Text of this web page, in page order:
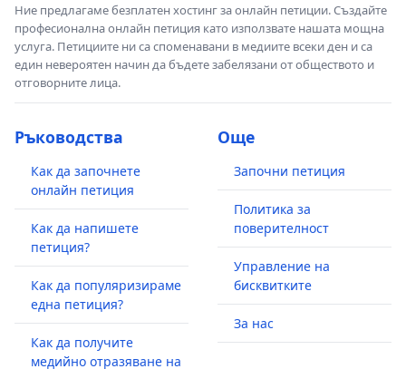
Ние предлагаме безплатен хостинг за онлайн петиции. Създайте
професионална онлайн петиция като използвате нашата мощна
услуга. Петициите ни са споменавани в медиите всеки ден и са
един невероятен начин да бъдете забелязани от обществото и
отговорните лица.
Ръководства
Как да започнете
онлайн петиция
Как да напишете
петиция?
Как да популяризираме
една петиция?
Как да получите
медийно отразяване на
Още
Започни петиция
Политика за
поверителност
Управление на
бисквитките
За нас